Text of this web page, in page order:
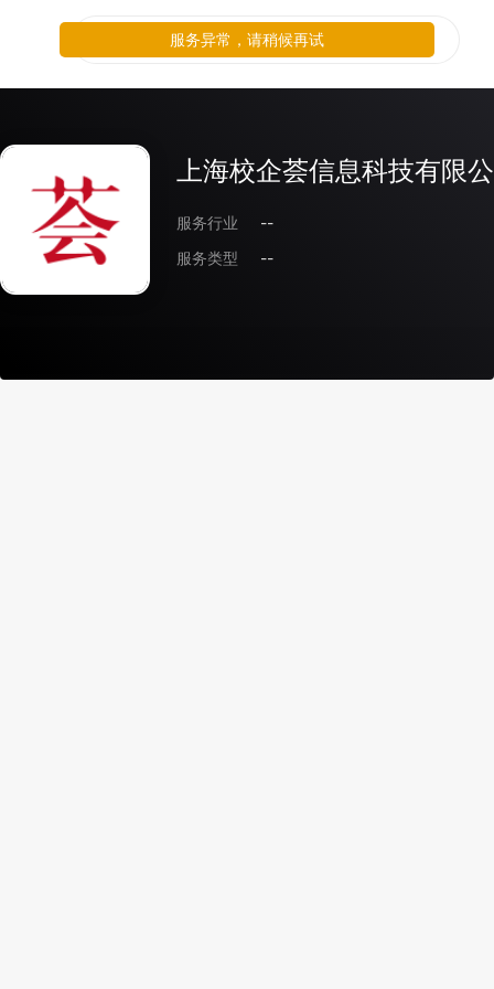
上海校企荟信息科技有限
服务行业
--
服务类型
--
服务异常，请稍候再试